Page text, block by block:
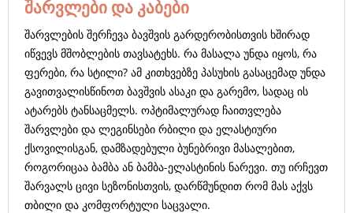
შარვლები და კაბები
შარვლების შერჩევა ბავშვის გარდერობისთვის ხშირად
იწვევს მშობლების თავსატეხს. რა მასალა უნდა იყოს, რა
ფერები, რა სტილი? ამ კითხვებზე პასუხის გასაცემად უნდა
გავითვალისწინოთ ბავშვის ასაკი და გარემო, სადაც ის
ატარებს ტანსაცმელს. ოპტიმალურად ჩაითვლება
შარვლები და ლეგინსები რბილი და ელასტიური
ქსოვილისგან, დამზადებული ბუნებრივი მასალებით,
როგორიცაა ბამბა ან ბამბა-ელასტინის ნარევი. თუ ირჩევთ
შარვალს ცივი სეზონისთვის, დარწმუნდით რომ მას აქვს
თბილი და კომფორტული საცვალი.